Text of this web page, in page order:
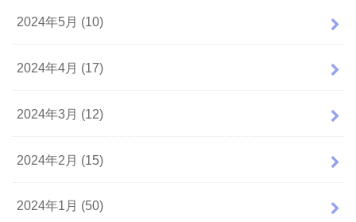
2024年5月 (10)
2024年4月 (17)
2024年3月 (12)
2024年2月 (15)
2024年1月 (50)